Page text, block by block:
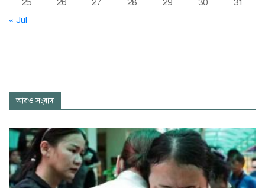
25
26 27 28 29 30
31
« Jul
আরও সংবাদ